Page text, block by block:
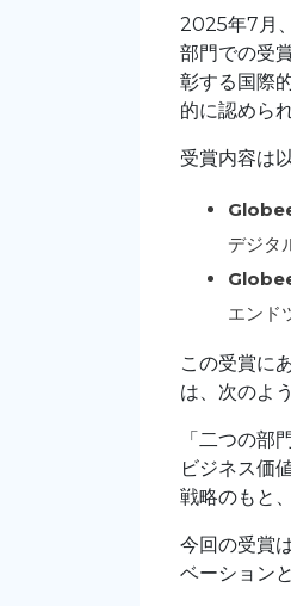
2025年7月
部門での受
彰する国際
的に認めら
受賞内容は
デジタ
エンド
この受賞に
は、次のよ
「二つの
ビジネス価
戦略のもと
今回の受賞
ベーション